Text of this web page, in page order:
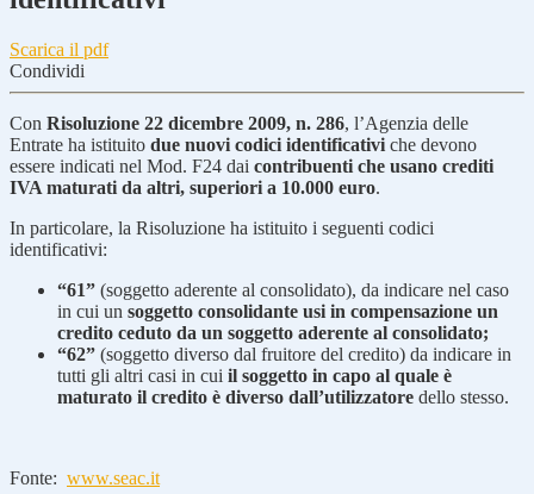
Scarica il pdf
Condividi
Con Risoluzione 22 dicembre 2009, n. 286, l’Agenzia delle
Entrate ha istituito due nuovi codici identificativi che devono
essere indicati nel Mod. F24 dai contribuenti che usano crediti
IVA maturati da altri, superiori a 10.000 euro.
In particolare, la Risoluzione ha istituito i seguenti codici
identificativi:
“61” (soggetto aderente al consolidato), da indicare nel caso
in cui un soggetto consolidante usi in compensazione un
credito ceduto da un soggetto aderente al consolidato;
“62” (soggetto diverso dal fruitore del credito) da indicare in
tutti gli altri casi in cui il soggetto in capo al quale è
maturato il credito è diverso dall’utilizzatore dello stesso.
Fonte: www.seac.it